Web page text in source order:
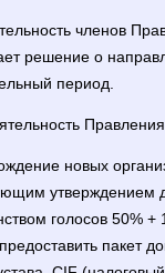
членов
решение о
период.
новых
утверждением
голосов 50%
пакет